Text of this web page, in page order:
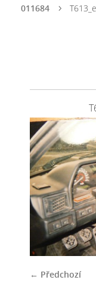
011684
← Předchozí